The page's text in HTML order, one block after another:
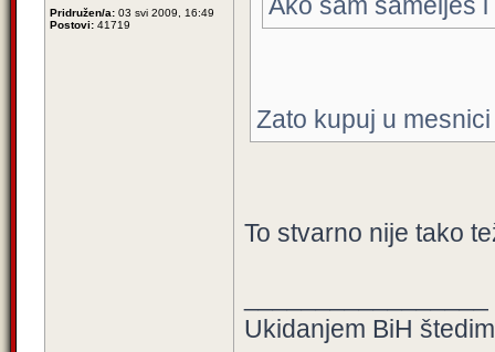
Pridružen/a: 03 svi 2009, 16:49
Postovi: 41719
Zato kupuj u
To stvarno nije tako
Ukidanjem BiH